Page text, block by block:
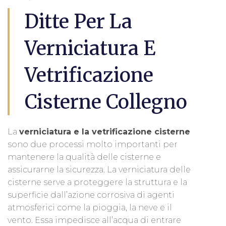
Ditte Per La
Verniciatura E
Vetrificazione
Cisterne Collegno
La verniciatura e la vetrificazione cisterne
sono due processi molto importanti per
mantenere la qualità delle cisterne e
assicurarne la sicurezza. La verniciatura delle
cisterne serve a proteggere la struttura e la
superficie dall’azione corrosiva di agenti
atmosferici come la pioggia, la neve e il
vento. Essa impedisce all’acqua di entrare